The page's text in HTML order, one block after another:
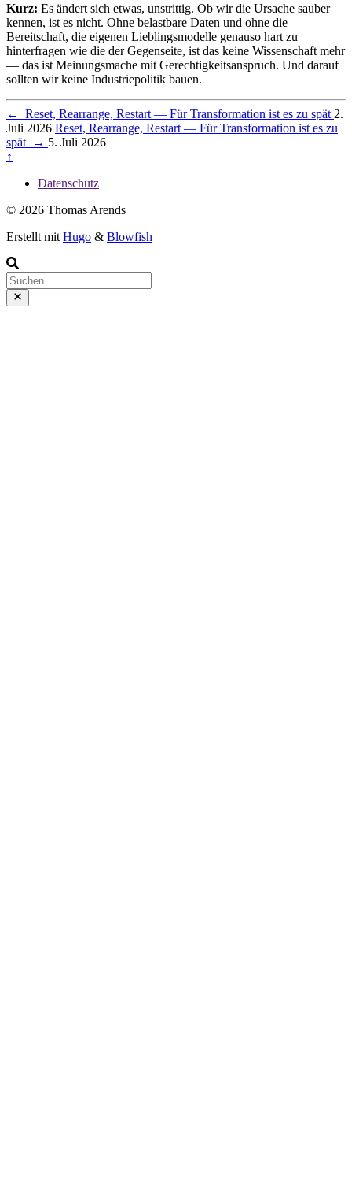
Kurz: Es ändert sich etwas, unstrittig. Ob wir die Ursache sauber
kennen, ist es nicht. Ohne belastbare Daten und ohne die
Bereitschaft, die eigenen Lieblingsmodelle genauso hart zu
hinterfragen wie die der Gegenseite, ist das keine Wissenschaft mehr
— das ist Meinungsmache mit Gerechtigkeitsanspruch. Und darauf
sollten wir keine Industriepolitik bauen.
← Reset, Rearrange, Restart — Für Transformation ist es zu spät 2.
Juli 2026 Reset, Rearrange, Restart — Für Transformation ist es zu
spät
→ 5. Juli 2026
↑
Datenschutz
© 2026 Thomas Arends
Erstellt mit Hugo & Blowfish